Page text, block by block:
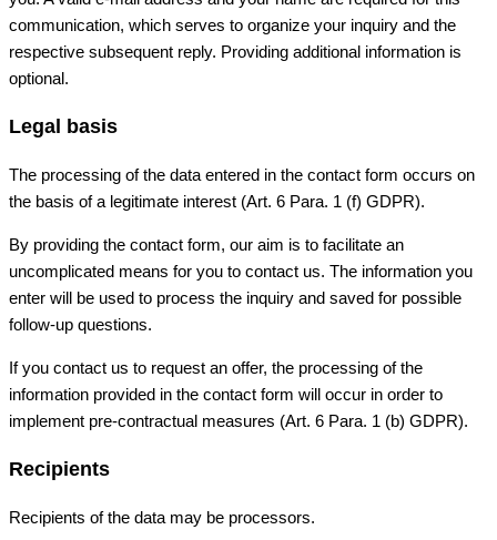
communication, which serves to organize your inquiry and the
respective subsequent reply. Providing additional information is
optional.
Legal basis
The processing of the data entered in the contact form occurs on
the basis of a legitimate interest (Art. 6 Para. 1 (f) GDPR).
By providing the contact form, our aim is to facilitate an
uncomplicated means for you to contact us. The information you
enter will be used to process the inquiry and saved for possible
follow-up questions.
If you contact us to request an offer, the processing of the
information provided in the contact form will occur in order to
implement pre-contractual measures (Art. 6 Para. 1 (b) GDPR).
Recipients
Recipients of the data may be processors.